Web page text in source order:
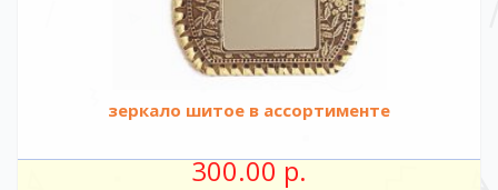
зеркало шитое в ассортименте
300.00 р.